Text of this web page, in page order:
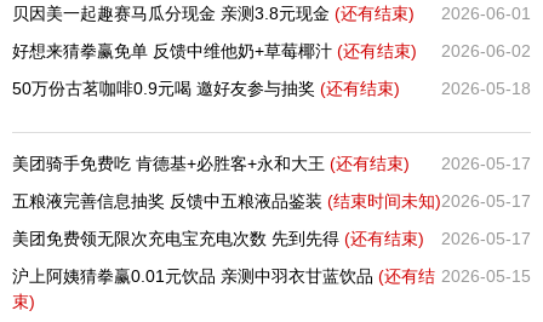
2026-06-01
贝因美一起趣赛马瓜分现金 亲测3.8元现金 (还有结束)
2026-06-02
好想来猜拳赢免单 反馈中维他奶+草莓椰汁 (还有结束)
2026-05-18
50万份古茗咖啡0.9元喝 邀好友参与抽奖 (还有结束)
2026-05-17
美团骑手免费吃 肯德基+必胜客+永和大王 (还有结束)
2026-05-17
五粮液完善信息抽奖 反馈中五粮液品鉴装 (结束时间未知)
2026-05-17
美团免费领无限次充电宝充电次数 先到先得 (还有结束)
2026-05-15
沪上阿姨猜拳赢0.01元饮品 亲测中羽衣甘蓝饮品 (还有结
束)